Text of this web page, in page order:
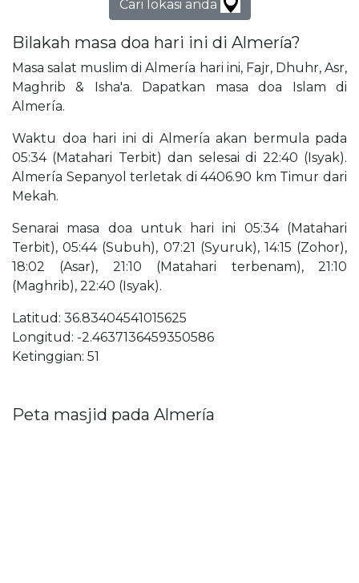
Cari lokasi anda
Bilakah masa doa hari ini di Almería?
Masa salat muslim di Almería hari ini, Fajr, Dhuhr, Asr,
Maghrib & Isha'a. Dapatkan masa doa Islam di
Almería.
Waktu doa hari ini di Almería akan bermula pada
05:34 (Matahari Terbit) dan selesai di 22:40 (Isyak).
Almería Sepanyol terletak di 4406.90 km Timur dari
Mekah.
Senarai masa doa untuk hari ini 05:34 (Matahari
Terbit), 05:44 (Subuh), 07:21 (Syuruk), 14:15 (Zohor),
18:02 (Asar), 21:10 (Matahari terbenam), 21:10
(Maghrib), 22:40 (Isyak).
Latitud: 36.83404541015625
Longitud: -2.4637136459350586
Ketinggian: 51
Peta masjid pada Almería